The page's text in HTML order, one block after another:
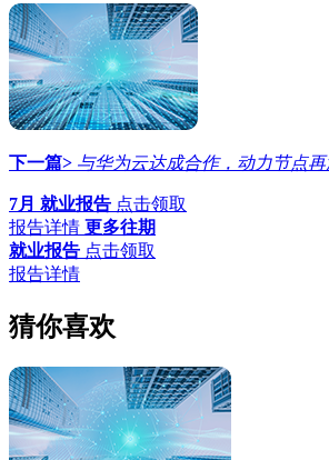
下一篇> 与华为云达成合作，动力节点
7月 就业报告 点击领取
报告详情 更多往期
就业报告 点击领取
报告详情
猜你喜欢